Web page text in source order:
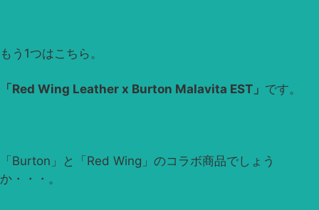
もう1つはこちら。
「Red Wing Leather x Burton Malavita EST」 です。
「Burton」と「Red Wing」のコラボ商品でしょう
か・・・。